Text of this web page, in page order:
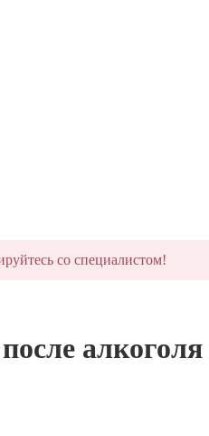
со специалистом!